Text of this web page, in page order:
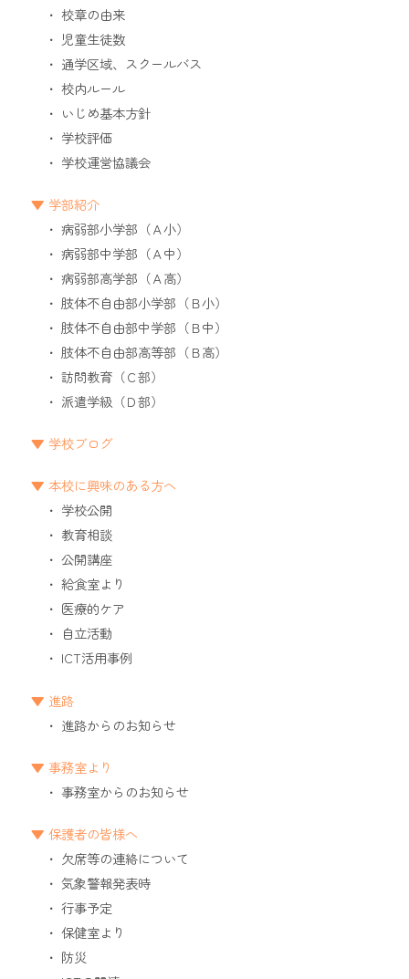
校章の由来
児童生徒数
通学区域、スクールバス
校内ルール
いじめ基本方針
学校評価
学校運営協議会
学部紹介
病弱部小学部（Ａ小）
病弱部中学部（Ａ中）
病弱部高学部（Ａ高）
肢体不自由部小学部（Ｂ小）
肢体不自由部中学部（Ｂ中）
肢体不自由部高等部（Ｂ高）
訪問教育（Ｃ部）
派遣学級（Ｄ部）
学校ブログ
本校に興味のある方へ
学校公開
教育相談
公開講座
給食室より
医療的ケア
自立活動
ICT活用事例
進路
進路からのお知らせ
事務室より
事務室からのお知らせ
保護者の皆様へ
欠席等の連絡について
気象警報発表時
行事予定
保健室より
防災